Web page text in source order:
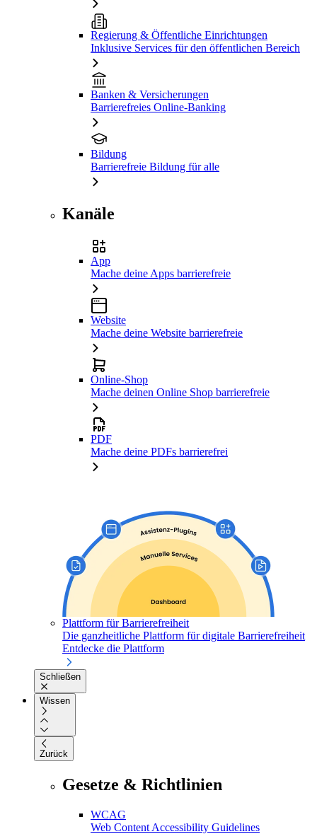
Regierung & Öffentliche Einrichtungen
Inklusive Services für den öffentlichen Bereich
Banken & Versicherungen
Barrierefreies Online-Banking
Bildung
Barrierefreie Bildung für alle
Kanäle
App
Mache deine Apps barrierefreie
Website
Mache deine Website barrierefreie
Online-Shop
Mache deinen Online Shop barrierefreie
PDF
Mache deine PDFs barrierefrei
Plattform für Barrierefreiheit
Die ganzheitliche Plattform für digitale Barrierefreiheit
Entdecke die Plattform
Schließen
Wissen
Zurück
Gesetze & Richtlinien
WCAG
Web Content Accessibility Guidelines